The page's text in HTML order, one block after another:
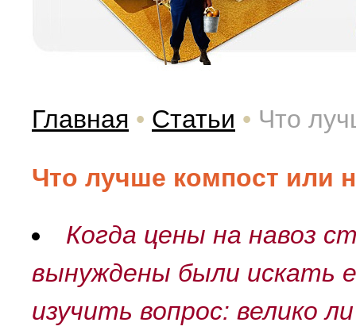
Главная • Статьи • Что
Что лучше компост или
Когда цены на навоз
вынуждены были искать
изучить вопрос: велико